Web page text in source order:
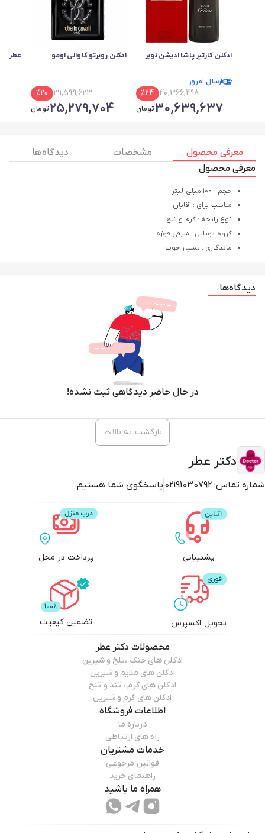
ادکلن کارتیر پاشا ادیشن نویر
ارسال امروز
40,366,498
%24
30,639,637تومان
ادکلن روبرتو کاوالی اومو
31,599,623
%20
25,279,704تومان
عطر
معرفی محصول مشخصات
دیدگاه ها
معرفی محصول
حجم : 100 میلی لیتر
مناسب برای : آقایان
نوع رایحه : گرم و تلخ
گروه بویایی : شرقی فوژه
ماندگاری : بسیار خوب
دیدگاه‌ها
در حال حاضر دیدگاهی ثبت نشده!
دکتر عطر
شماره تماس: 02191030792 پاسخگوی شما هستیم
بازگشت به بالا
پشتیبانی پرداخت در محل
تحویل اکسپرس تضمین کیفیت
محصولات دکتر عطر
ادکلن های خنک ،تلخ و شیرین
ادکلن های ملایم و شیرین
ادکلن های گرم ، تند و تلخ
ادکلن های گرم و شیرین
اطلاعات فروشگاه
درباره ما
راه های ارتباطی
خدمات مشتریان
قوانین مرجوعی
راهنمای خرید
همراه ما باشید